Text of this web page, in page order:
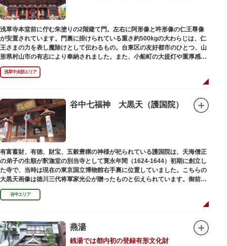
浅草寺本堂前に佇む朱塗りの2階建て門。左右に阿形像と吽形像の仁王尊像
が安置されています。門裏に掛けられている重さ約500kgの大わらじは、仁
王さまの力を表し魔除けとして伝わるもの。台東区の友好都市のひとつ、山
形県村山市の有志により奉納されました。また、小船町の大提灯や重厚感あ
ふれる吊灯篭も存在感を放ち、参拝客を迎えてくれます。
宝蔵門は、平安時代、武蔵守に任命された平公雅（たいらのきみまさ）によ
在の門は1964年にホテルニューオオタニ創始者・大谷米太郎の寄進により本
瓦葺きで再建された（2007年チタン瓦に葺き替え）楼門です。上層部には仏
教の経典である『元版⼀切経（げんばんいっさいきょう）』や寺宝が収蔵さ
れています。
浅草中央部エリア
谷中七福神 大黒天（護国院）
有富蓄財、有徳、財宝、五穀豊穣の神様が祀られている護国院は、天海僧正
の弟子の生順が釈迦堂の別当寺として寛永年間（1624-1644）初期に創立し
た寺で、当時は現在の東京国立博物館右手裏に位置していました。こちらの
大黒天画像は徳川三代将軍家光公が贈ったものと伝えられています。御前立
の大黒天木像は台東区文化財に指定されています。
谷中エリア
燕湯
銭湯では都内初の登録有形文化財